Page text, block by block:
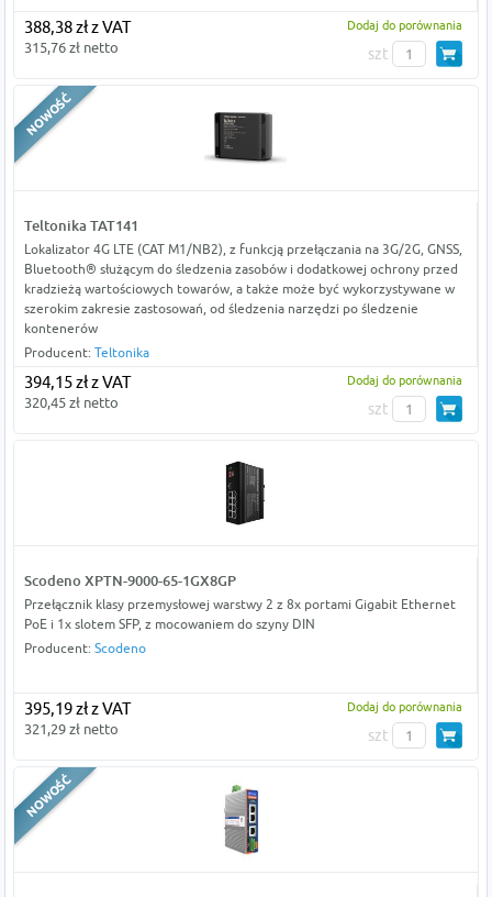
388,38 zł z VAT
315,76 zł netto
Dodaj do porównania
szt
Teltonika TAT141
Lokalizator 4G LTE (CAT M1/NB2), z funkcją przełączania na 3G/2G, GNSS,
Bluetooth® służącym do śledzenia zasobów i dodatkowej ochrony przed
kradzieżą wartościowych towarów, a także może być wykorzystywane w
szerokim zakresie zastosowań, od śledzenia narzędzi po śledzenie
kontenerów
Producent: Teltonika
394,15 zł z VAT
320,45 zł netto
Dodaj do porównania
szt
Scodeno XPTN-9000-65-1GX8GP
Przełącznik klasy przemysłowej warstwy 2 z 8x portami Gigabit Ethernet
PoE i 1x slotem SFP, z mocowaniem do szyny DIN
Producent: Scodeno
395,19 zł z VAT
321,29 zł netto
Dodaj do porównania
szt